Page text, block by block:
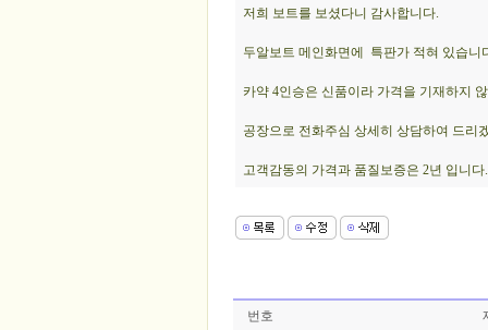
저희 보트를 보셨다니 감사합니다.
두알보트 메인화면에 특판가 적혀 있습니
카약 4인승은 신품이라 가격을 기재하지
공장으로 전화주심 상세히 상담하여 드리
고객감동의 가격과 품질보증은 2년 입니다.
번호